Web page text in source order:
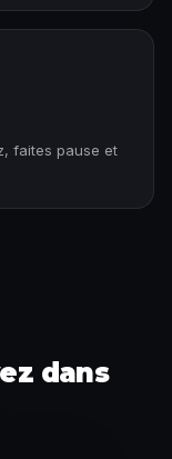
faites pause et
dans